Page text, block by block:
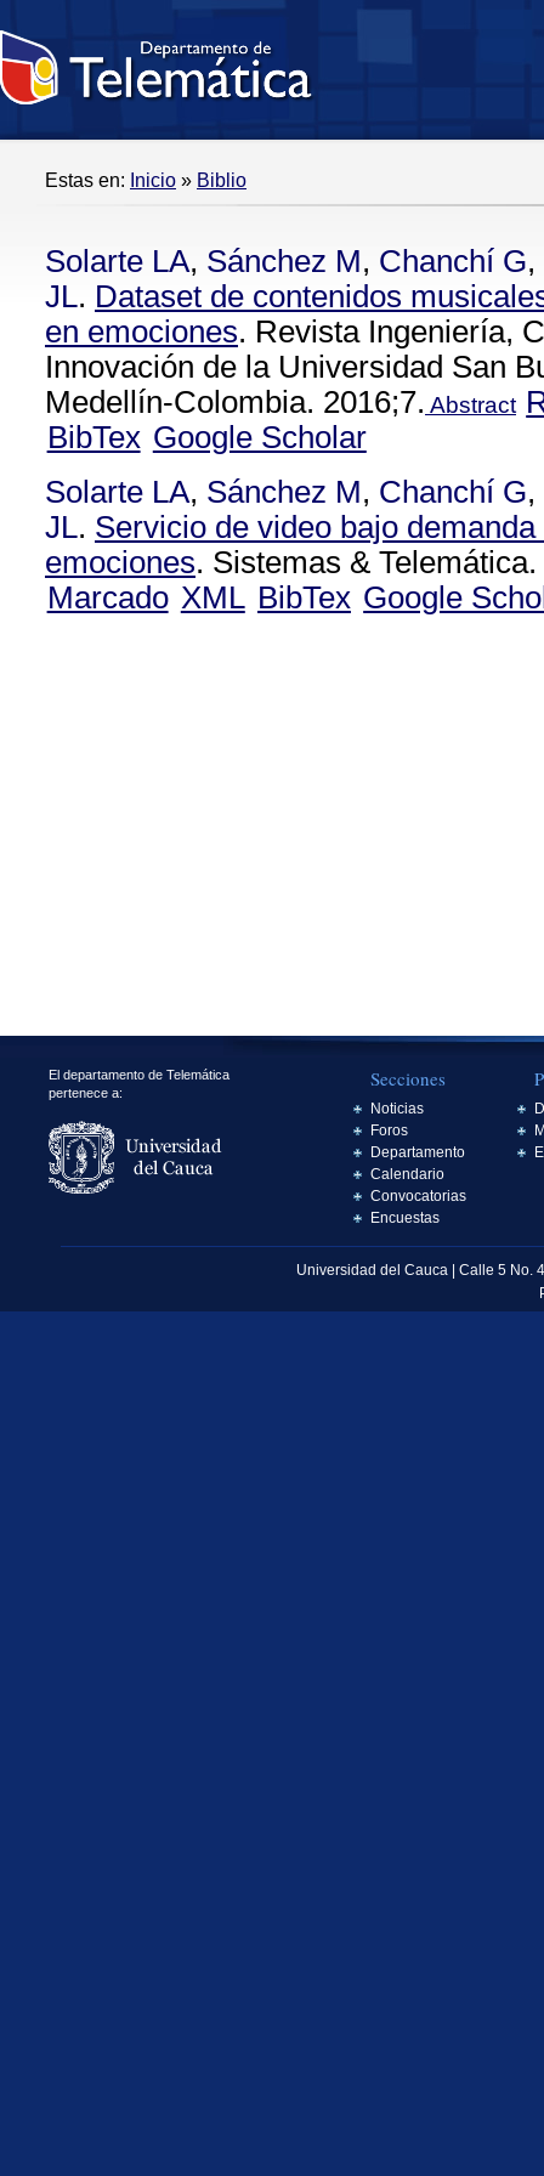
Estas en: Inicio » Biblio
Solarte LA, Sánchez M, Chanchí G,
JL. Dataset de contenidos
en emociones. Revista Ingeniería,
Innovación de la Universidad San
Medellín-Colombia. 2016;7. Abstract
BibTex Google Scholar
Solarte LA, Sánchez M, Chanchí G,
JL. Servicio de video bajo
emociones. Sistemas &
Marcado XML BibTex Google
El departamento de Telemática
pertenece a:
Secciones
Noticias
Foros
Departamento
Calendario
Convocatorias
Encuestas
Universidad del Cauca | Calle 5 No.